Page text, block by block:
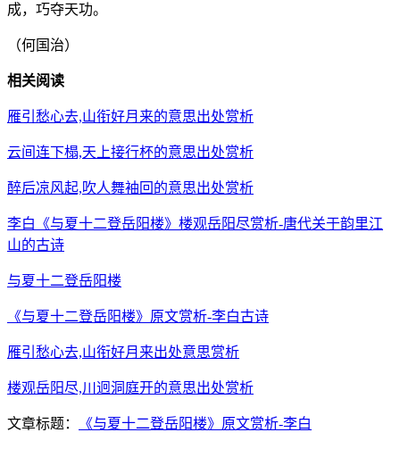
成，巧夺天功。
（何国治）
相关阅读
雁引愁心去,山衔好月来的意思出处赏析
云间连下榻,天上接行杯的意思出处赏析
醉后凉风起,吹人舞袖回的意思出处赏析
李白《与夏十二登岳阳楼》楼观岳阳尽赏析-唐代关于韵里江
山的古诗
与夏十二登岳阳楼
《与夏十二登岳阳楼》原文赏析-李白古诗
雁引愁心去,山衔好月来出处意思赏析
楼观岳阳尽,川迥洞庭开的意思出处赏析
文章标题： 《与夏十二登岳阳楼》原文赏析-李白